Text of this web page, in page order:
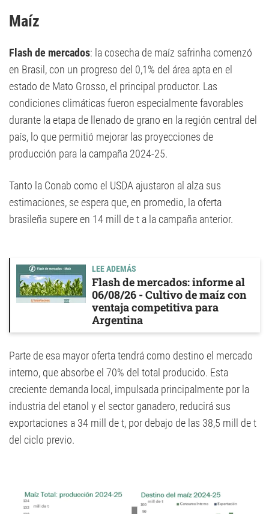
Maíz
Flash de mercados: la cosecha de maíz safrinha comenzó
en Brasil, con un progreso del 0,1% del área apta en el
estado de Mato Grosso, el principal productor. Las
condiciones climáticas fueron especialmente favorables
durante la etapa de llenado de grano en la región central del
país, lo que permitió mejorar las proyecciones de
producción para la campaña 2024-25.
Tanto la Conab como el USDA ajustaron al alza sus
estimaciones, se espera que, en promedio, la oferta
brasileña supere en 14 mill de t a la campaña anterior.
LEE ADEMÁS
Flash de mercados: informe al
06/08/26 - Cultivo de maíz con
ventaja competitiva para
Argentina
Parte de esa mayor oferta tendrá como destino el mercado
interno, que absorbe el 70% del total producido. Esta
creciente demanda local, impulsada principalmente por la
industria del etanol y el sector ganadero, reducirá sus
exportaciones a 34 mill de t, por debajo de las 38,5 mill de t
del ciclo previo.